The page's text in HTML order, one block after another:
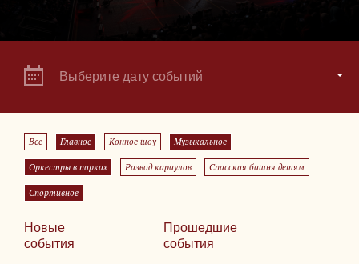
Выберите дату событий
Все Главное Конное шоу Музыкальное
Оркестры в парках Развод караулов Спасская башня детям
Спортивное
Новые
события
Прошедшие
события